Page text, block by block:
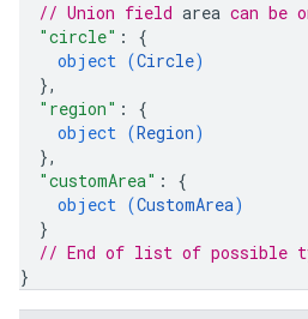
// Union field area can be
"circle" : {
object (Circle)
},
"region" : {
object (Region)
},
"customArea" : {
object (CustomArea)
}
// End of list of possible
}